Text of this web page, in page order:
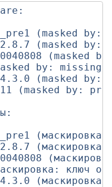
(masked by:
(masked by:
(masked
by: missing
(masked by:
(masked by:
ключ
(маскировка: